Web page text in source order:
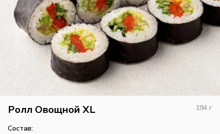
Ролл Овощной XL 194 г
Состав: